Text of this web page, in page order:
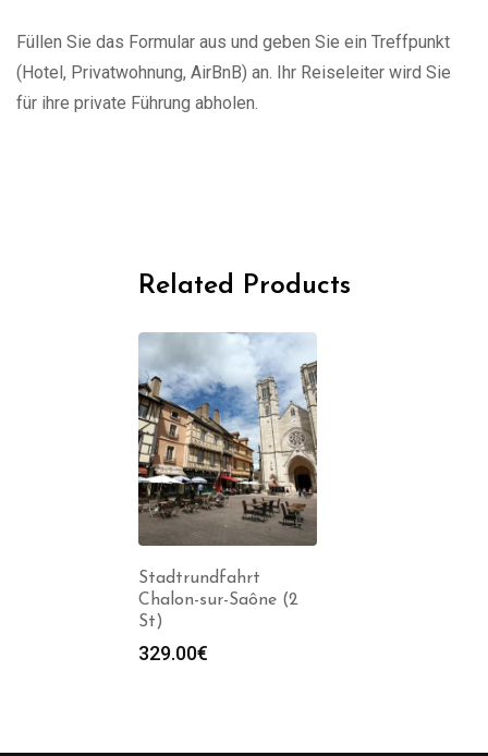
Füllen Sie das Formular aus und geben Sie ein Treffpunkt
(Hotel, Privatwohnung, AirBnB) an. Ihr Reiseleiter wird Sie
für ihre private Führung abholen.
Related Products
Stadtrundfahrt
Chalon-sur-Saône (2
St)
329.00€